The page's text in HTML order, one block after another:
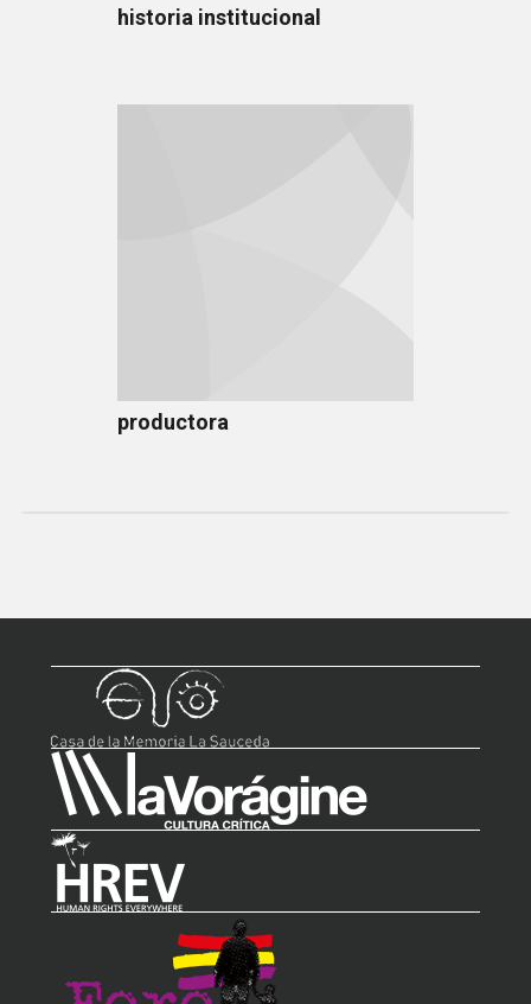
historia institucional
productora